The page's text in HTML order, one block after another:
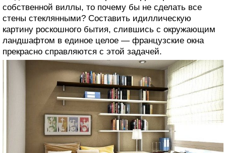
собственной виллы, то почему бы не сделать все
стены стеклянными? Составить идиллическую
картину роскошного бытия, слившись с окружающим
ландшафтом в единое целое — французские окна
прекрасно справляются с этой задачей.